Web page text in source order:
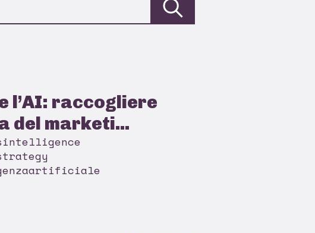
l’AI: raccogliere
del marketi...